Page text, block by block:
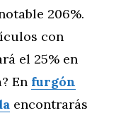
206%.
con
el 25% en
En furgón
encontrarás